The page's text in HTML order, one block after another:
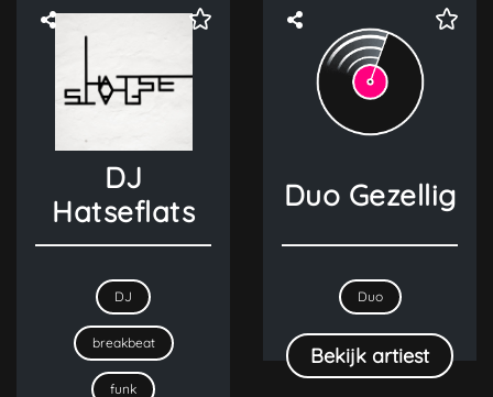
DJ
Hatseflats
DJ
breakbeat
funk
Duo Gezellig
Duo
Bekijk artiest